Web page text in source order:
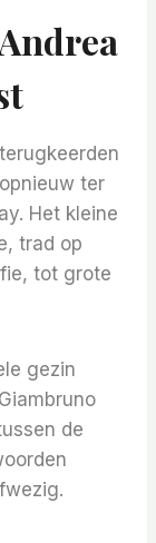
ter
Het kleine
trad op
tot grote
gezin
de